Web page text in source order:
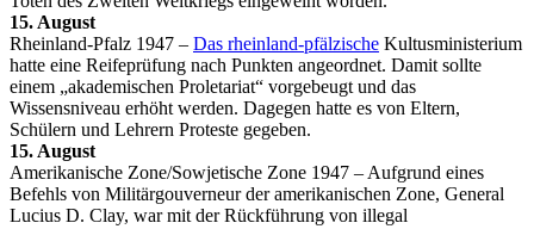
15. August
Rheinland-Pfalz 1947 – Das rheinland-pfälzische Kultusministerium
hatte eine Reifeprüfung nach Punkten angeordnet. Damit sollte
einem „akademischen Proletariat“ vorgebeugt und das
Wissensniveau erhöht werden. Dagegen hatte es von Eltern,
Schülern und Lehrern Proteste gegeben.
15. August
Amerikanische Zone/Sowjetische Zone 1947 – Aufgrund eines
Befehls von Militärgouverneur der amerikanischen Zone, General
Lucius D. Clay, war mit der Rückführung von illegal